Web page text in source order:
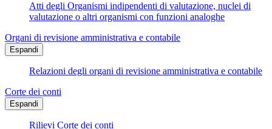
Atti degli Organismi indipendenti di valutazione, nuclei di
valutazione o altri organismi con funzioni analoghe
Organi di revisione amministrativa e contabile
Espandi
Relazioni degli organi di revisione amministrativa e contabile
Corte dei conti
Espandi
Rilievi Corte dei conti